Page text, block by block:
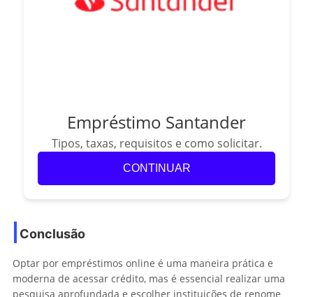
Empréstimo Santander
Tipos, taxas, requisitos e como solicitar.
CONTINUAR
Conclusão
Optar por empréstimos online é uma maneira prática e
moderna de acessar crédito, mas é essencial realizar uma
pesquisa aprofundada e escolher instituições de renome